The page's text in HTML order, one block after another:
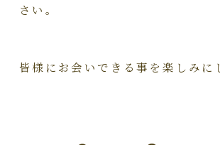
さい。
皆様にお会いできる事を楽しみに